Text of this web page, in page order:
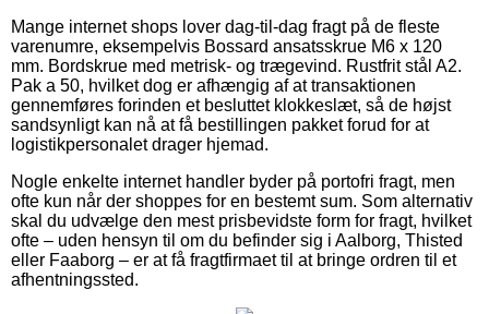
Mange internet shops lover dag-til-dag fragt på de fleste
varenumre, eksempelvis Bossard ansatsskrue M6 x 120
mm. Bordskrue med metrisk- og trægevind. Rustfrit stål A2.
Pak a 50, hvilket dog er afhængig af at transaktionen
gennemføres forinden et besluttet klokkeslæt, så de højst
sandsynligt kan nå at få bestillingen pakket forud for at
logistikpersonalet drager hjemad.
Nogle enkelte internet handler byder på portofri fragt, men
ofte kun når der shoppes for en bestemt sum. Som alternativ
skal du udvælge den mest prisbevidste form for fragt, hvilket
ofte – uden hensyn til om du befinder sig i Aalborg, Thisted
eller Faaborg – er at få fragtfirmaet til at bringe ordren til et
afhentningssted.